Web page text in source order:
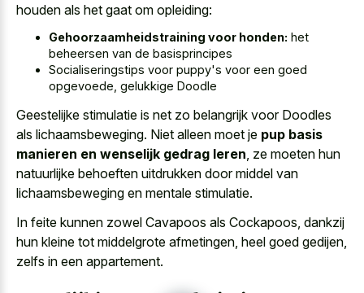
houden als het gaat om opleiding:
Gehoorzaamheidstraining voor honden: het
beheersen van de basisprincipes
Socialiseringstips voor puppy's voor een goed
opgevoede, gelukkige Doodle
Geestelijke stimulatie is net zo belangrijk voor Doodles
als lichaamsbeweging. Niet alleen moet je pup basis
manieren en wenselijk gedrag leren , ze moeten hun
natuurlijke behoeften uitdrukken door middel van
lichaamsbeweging en mentale stimulatie.
In feite kunnen zowel Cavapoos als Cockapoos, dankzij
hun kleine tot middelgrote afmetingen, heel goed gedijen,
zelfs in een appartement.